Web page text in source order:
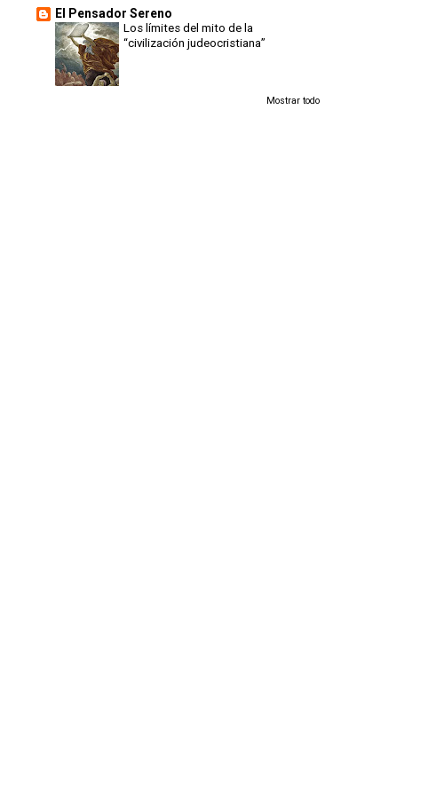
El Pensador Sereno
Los límites del mito de la
“civilización judeocristiana”
Mostrar todo